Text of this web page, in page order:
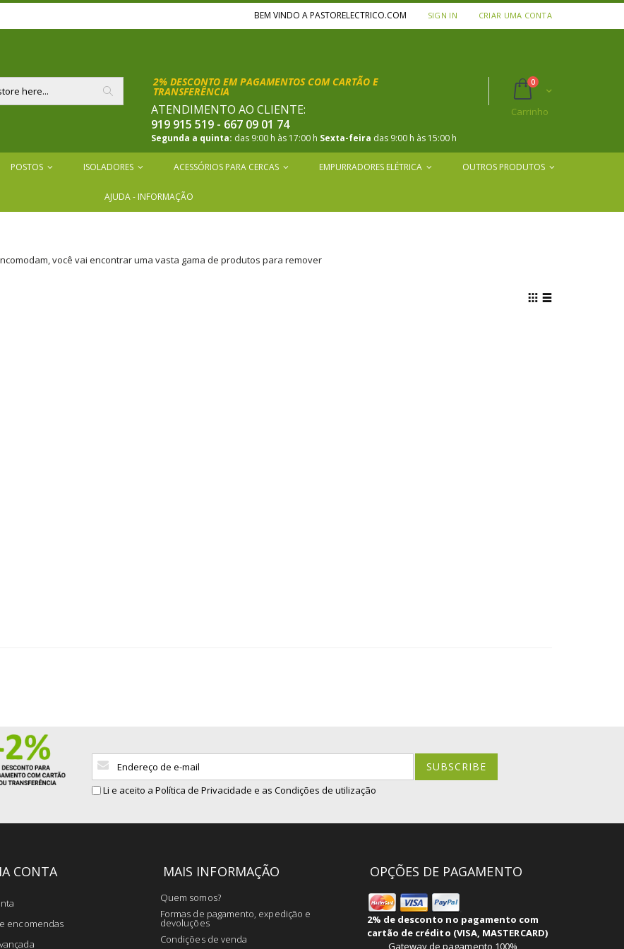
BEM VINDO A PASTORELECTRICO.COM SIGN IN CRIAR UMA CONTA
Carrinho
0itens
Carrinho
2% DESCONTO EM PAGAMENTOS COM CARTÃO E
TRANSFERÊNCIA
ATENDIMENTO AO CLIENTE:
919 915 519 - 667 09 01 74
Segunda a quinta: das 9:00 h às 17:00 h Sexta-feira das 9:00 h às 15:00 h
POSTOS ISOLADORES ACESSÓRIOS PARA CERCAS EMPURRADORES ELÉTRICA OUTROS PRODUTOS
AJUDA - INFORMAÇÃO
você vai encontrar uma vasta gama de produtos para remover
View
Sign
Up
for
Our
SUBSCRIBE
Li e aceito a Política de Privacidade e as Condições de utilização
CONTA
encomendas
MAIS INFORMAÇÃO
Quem somos?
Formas de pagamento, expedição e
devoluções
Condições de venda
OPÇÕES DE PAGAMENTO
2% de desconto no pagamento com
cartão de crédito (VISA, MASTERCARD)